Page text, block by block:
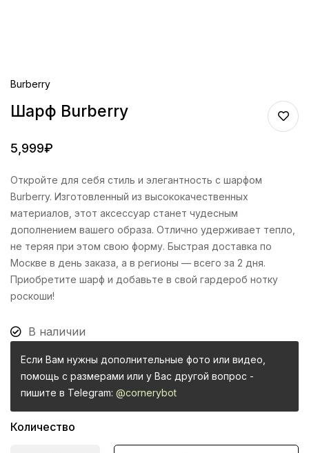
Burberry
Шарф Burberry
5,999₽
Откройте для себя стиль и элегантность с шарфом
Burberry. Изготовленный из высококачественных
материалов, этот аксессуар станет чудесным
дополнением вашего образа. Отлично удерживает тепло,
не теряя при этом свою форму. Быстрая доставка по
Москве в день заказа, а в регионы — всего за 2 дня.
Приобретите шарф и добавьте в свой гардероб нотку
роскоши!
В наличии
Если Вам нужны дополнительные фото или видео,
помощь с размерами или у Вас другой вопрос -
пишите в Telegram: @cornerybot
Количество